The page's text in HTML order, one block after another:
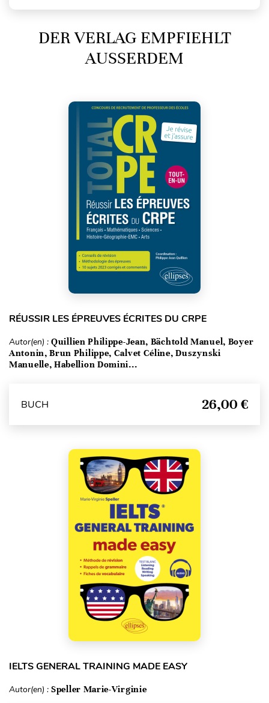
DER VERLAG EMPFIEHLT
AUSSERDEM
RÉUSSIR LES ÉPREUVES ÉCRITES DU CRPE
Autor(en) : Quillien Philippe-Jean, Bächtold Manuel, Boyer
Antonin, Brun Philippe, Calvet Céline, Duszynski
Manuelle, Habellion Domini...
BUCH 26,00 €
IELTS GENERAL TRAINING MADE EASY
Autor(en) : Speller Marie-Virginie